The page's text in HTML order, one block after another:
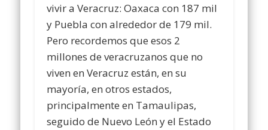
vivir a Veracruz: Oaxaca con 187 mil
y Puebla con alrededor de 179 mil.
Pero recordemos que esos 2
millones de veracruzanos que no
viven en Veracruz están, en su
mayoría, en otros estados,
principalmente en Tamaulipas,
seguido de Nuevo León y el Estado